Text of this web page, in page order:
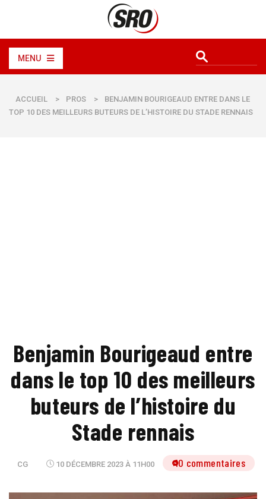
MENU
ACCUEIL > PROS >
BENJAMIN BOURIGEAUD ENTRE DANS LE
TOP 10 DES MEILLEURS BUTEURS DE L’HISTOIRE DU STADE RENNAIS
Benjamin Bourigeaud entre
dans le top 10 des meilleurs
buteurs de l’histoire du
Stade rennais
CG 10 DÉCEMBRE 2023 À 11H00 10 commentaires